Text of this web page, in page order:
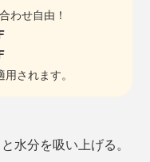
わせ自由！
されます。
水分を吸い上げる。